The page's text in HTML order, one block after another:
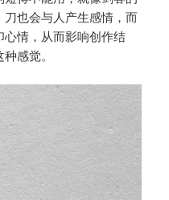
也会与人产生感情，而
情，从而影响创作结
感觉。